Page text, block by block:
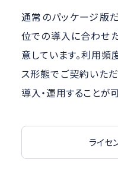
通常のパッケージ版
位での導入に合わせ
意しています。利用
ス形態でご契約いた
導入・運用することが
ライセ